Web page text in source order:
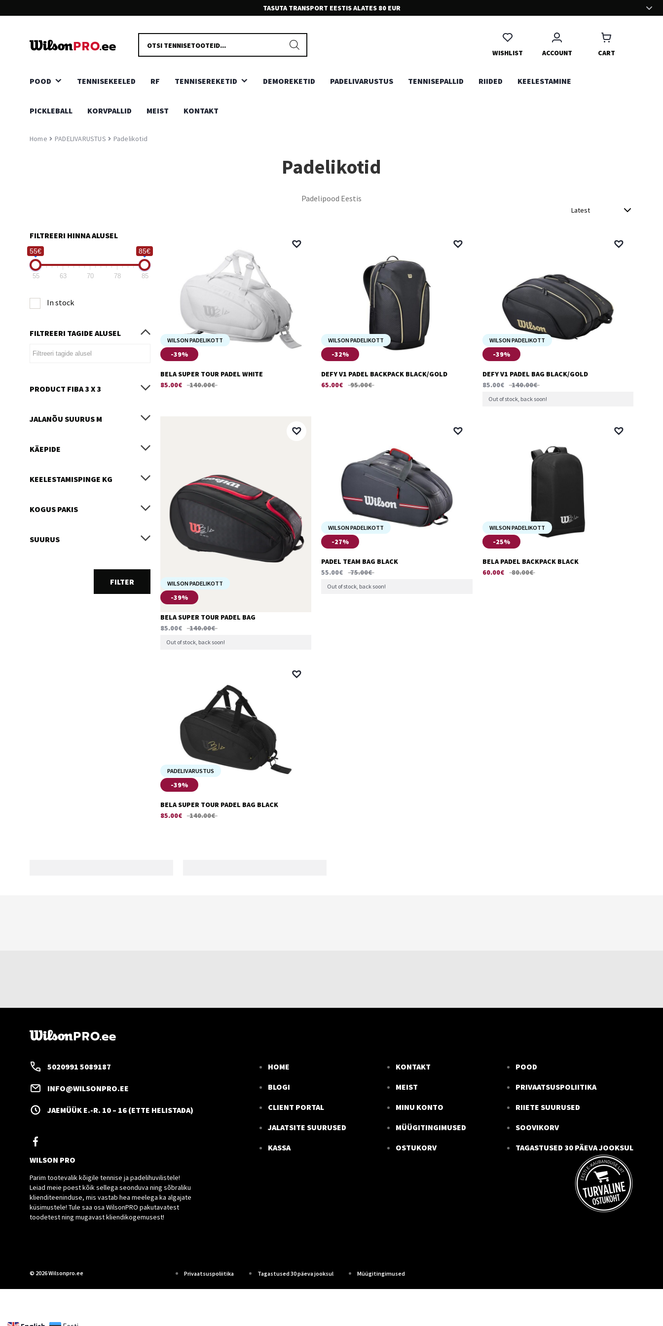
TASUTA TRANSPORT EESTIS ALATES 80 EUR
Kõik kaubad toovad Sinuni meie head tarnepartnerid, kas
ukseni või pakiautomaati.
Meie teenindajad on sõbralikud ja ootavad Sinu kõnesid ja
kirjasid. Võta julgesti ühendust.
Oleme panustanud palju aega ja energiat, et ostukogemus Sinu
PRODUCTS
SEARCH
WISHLIST
ACCOUNT CART
POOD TENNISEKEELED RF TENNISEREKETID DEMOREKETID PADELIVARUSTUS TENNISEPALLID RIIDED KEELESTAMINE
PICKLEBALL KORVPALLID MEIST KONTAKT
Home PADELIVARUSTUS Padelikotid
Padelikotid
Padelipood Eestis
FILTREERI HINNA ALUSEL
55€ 85€
55 63 70 78 85
In stock
FILTREERI TAGIDE ALUSEL
PRODUCT FIBA 3 X 3
JALANÕU SUURUS M
KÄEPIDE
KEELESTAMISPINGE KG
KOGUS PAKIS
SUURUS
FILTER
WILSON PADELIKOTT
-39%
BELA SUPER TOUR PADEL WHITE
85.00€ 140.00€
WILSON PADELIKOTT
-32%
DEFY V1 PADEL BACKPACK BLACK/GOLD
65.00€ 95.00€
WILSON PADELIKOTT
-39%
DEFY V1 PADEL BAG BLACK/GOLD
85.00€ 140.00€
Out of stock, back soon!
WILSON PADELIKOTT
-39%
BELA SUPER TOUR PADEL BAG
85.00€ 140.00€
Out of stock, back soon!
WILSON PADELIKOTT
-27%
PADEL TEAM BAG BLACK
55.00€ 75.00€
Out of stock, back soon!
WILSON PADELIKOTT
-25%
BELA PADEL BACKPACK BLACK
60.00€ 80.00€
PADELIVARUSTUS
-39%
BELA SUPER TOUR PADEL BAG BLACK
85.00€ 140.00€
5020991 5089187
INFO@WILSONPRO.EE
JAEMÜÜK E.-R. 10 – 16 (ETTE HELISTADA)
HOME
BLOGI
CLIENT PORTAL
JALATSITE SUURUSED
KASSA
KONTAKT
MEIST
MINU KONTO
MÜÜGITINGIMUSED
OSTUKORV
POOD
PRIVAATSUSPOLIITIKA
RIIETE SUURUSED
SOOVIKORV
TAGASTUSED 30 PÄEVA JOOKSUL
WILSON PRO
Parim tootevalik kõigile tennise ja padelihuvilistele!
Leiad meie poest kõik sellega seonduva ning sõbraliku
klienditeeninduse, mis vastab hea meelega ka algajate
küsimustele! Tule saa osa WilsonPRO pakutavatest
toodetest ning mugavast kliendikogemusest!
© 2026 Wilsonpro.ee Privaatsuspoliitika Tagastused 30 päeva jooksul Müügitingimused